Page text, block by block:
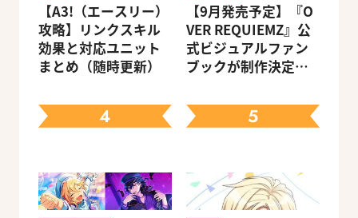
【A3!（エースリー）
攻略】リンクスキル
効果と対応ユニット
まとめ（随時更新）
【9月発売予定】『O
VER REQUIEMZ』公
式ビジュアルファン
ブックが制作決定！
る豪華グッズ付き限
定セットも同時発売
4 5